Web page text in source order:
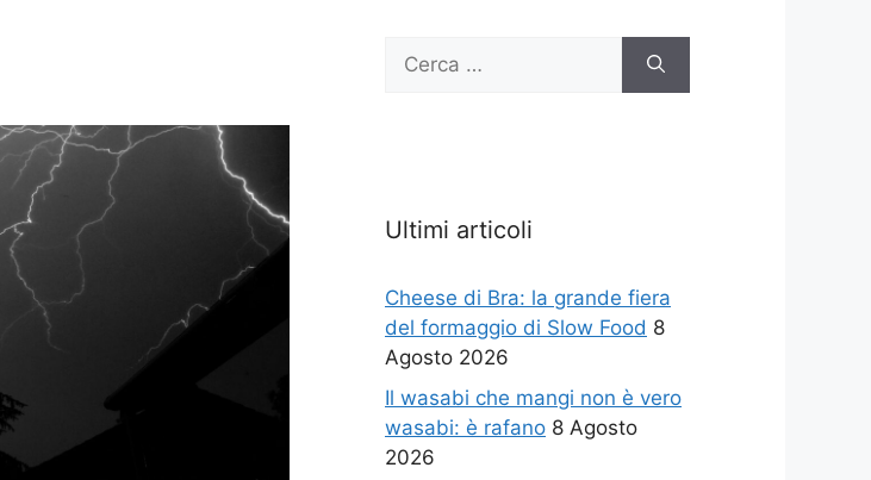
Ricerca
Ultimi articoli
Cheese di Bra: la grande fiera
del formaggio di Slow Food 8
Agosto 2026
Il wasabi che mangi non è vero
wasabi: è rafano 8 Agosto
2026